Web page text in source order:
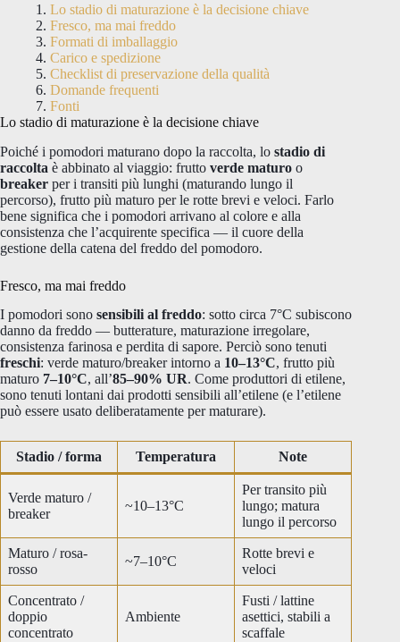
Lo stadio di maturazione è la decisione chiave
Fresco, ma mai freddo
Formati di imballaggio
Carico e spedizione
Checklist di preservazione della qualità
Domande frequenti
Fonti
Lo stadio di maturazione è la decisione chiave
Poiché i pomodori maturano dopo la raccolta, lo stadio di
raccolta è abbinato al viaggio: frutto verde maturo o
breaker per i transiti più lunghi (maturando lungo il
percorso), frutto più maturo per le rotte brevi e veloci. Farlo
bene significa che i pomodori arrivano al colore e alla
consistenza che l’acquirente specifica — il cuore della
gestione della catena del freddo del pomodoro.
Fresco, ma mai freddo
I pomodori sono sensibili al freddo: sotto circa 7°C subiscono
danno da freddo — butterature, maturazione irregolare,
consistenza farinosa e perdita di sapore. Perciò sono tenuti
freschi: verde maturo/breaker intorno a 10–13°C, frutto più
maturo 7–10°C, all’85–90% UR. Come produttori di etilene,
sono tenuti lontani dai prodotti sensibili all’etilene (e l’etilene
può essere usato deliberatamente per maturare).
Stadio / forma Temperatura Note
Verde maturo /
breaker
~10–13°C
Per transito più
lungo; matura
lungo il percorso
Maturo / rosa-
rosso
~7–10°C
Rotte brevi e
veloci
Concentrato /
doppio
concentrato
Ambiente
Fusti / lattine
asettici, stabili a
scaffale